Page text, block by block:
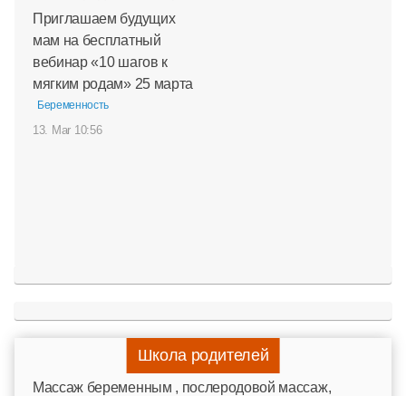
Приглашаем будущих
мам на бесплатный
вебинар «10 шагов к
мягким родам» 25 марта
Беременность
13. Mar 10:56
Школа родителей
Mассаж беременным , послеродовой массаж,